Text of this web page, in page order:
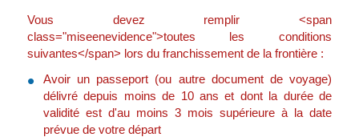
Vous devez remplir <span
class="miseenevidence">toutes les conditions
suivantes</span> lors du franchissement de la frontière :
Avoir un passeport (ou autre document de voyage)
délivré depuis moins de 10 ans et dont la durée de
validité est d'au moins 3 mois supérieure à la date
prévue de votre départ